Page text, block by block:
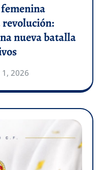
revolución:
nueva batalla
1, 2026